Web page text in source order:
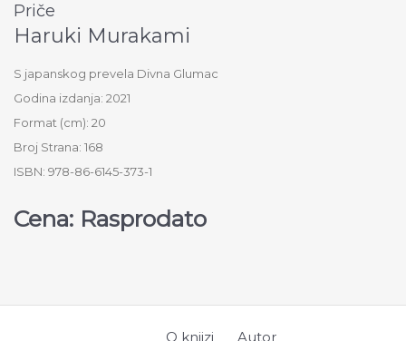
Priče
Haruki Murakami
S japanskog prevela Divna Glumac
Godina izdanja: 2021
Format (cm): 20
Broj Strana: 168
ISBN: 978-86-6145-373-1
Cena: Rasprodato
O knjizi Autor